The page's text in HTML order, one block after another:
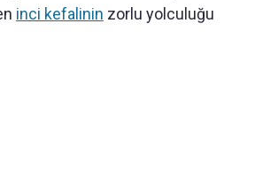
inci kefalinin zorlu yolculuğu